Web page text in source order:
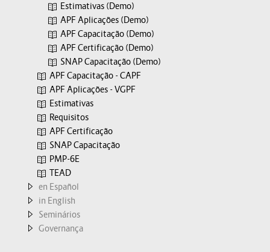
Estimativas (Demo)
APF Aplicações (Demo)
APF Capacitação (Demo)
APF Certificação (Demo)
SNAP Capacitação (Demo)
APF Capacitação - CAPF
APF Aplicações - VGPF
Estimativas
Requisitos
APF Certificação
SNAP Capacitação
PMP-6E
TEAD
en Español
in English
Seminários
Governança